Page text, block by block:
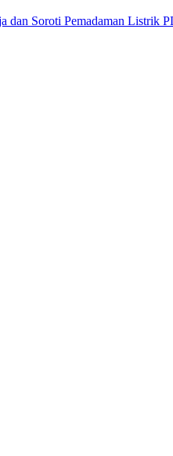
dan Soroti Pemadaman Listrik